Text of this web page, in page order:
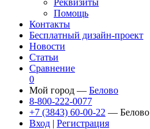
Помощь
Контакты
Бесплатный дизайн-проект
Новости
Статьи
Сравнение
0
Мой город — Белово
8-800-222-0077
+7 (3843) 60-00-22 — Белово
Вход | Регистрация